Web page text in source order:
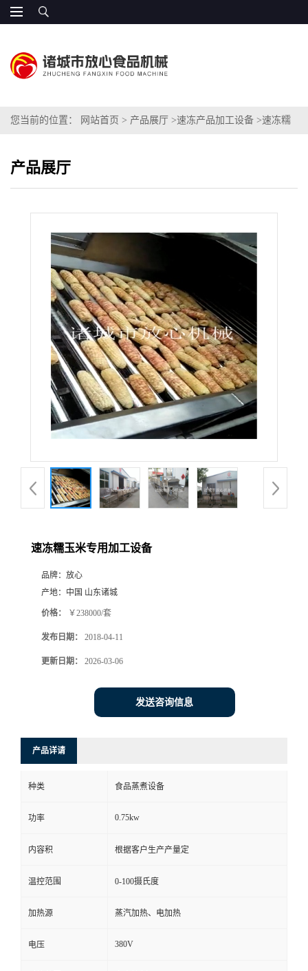
您当前的位置： 网站首页 > 产品展厅 >速冻产品加工设备 >速冻糯
产品展厅
速冻糯玉米专用加工设备
品牌： 放心
产地： 中国 山东诸城
价格： ￥238000/套
发布日期： 2018-04-11
更新日期： 2026-03-06
发送咨询信息
产品详请
种类 食品蒸煮设备
功率 0.75kw
内容积 根据客户生产产量定
温控范围 0-100摄氏度
加热源 蒸汽加热、电加热
电压 380V